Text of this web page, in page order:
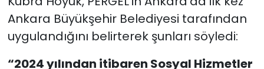
Ankara Büyükşehir Belediyesi tarafından
uygulandığını belirterek şunları söyledi:
“2024 yılından itibaren Sosyal Hizmetler